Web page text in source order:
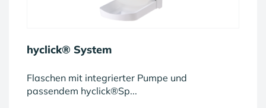
hyclick® System
Flaschen mit integrierter Pumpe und
passendem hyclick®Sp...